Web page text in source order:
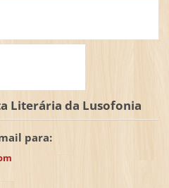
Literária da Lusofonia
para: